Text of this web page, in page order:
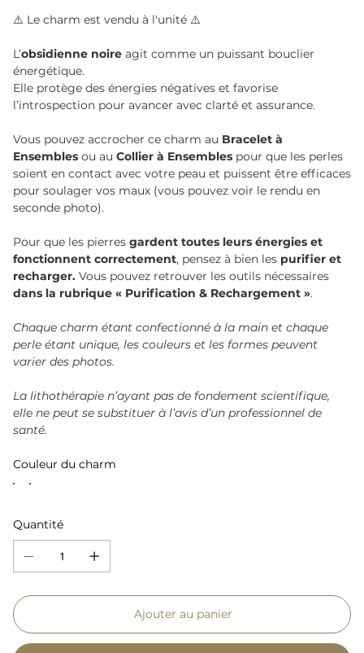
⚠️ Le charm est vendu à l'unité ⚠️
L’obsidienne noire agit comme un puissant bouclier
énergétique.
Elle protège des énergies négatives et favorise
l’introspection pour avancer avec clarté et assurance.
Vous pouvez accrocher ce charm au Bracelet à
Ensembles ou au Collier à Ensembles pour que les perles
soient en contact avec votre peau et puissent être efficaces
pour soulager vos maux (vous pouvez voir le rendu en
seconde photo).
Pour que les pierres gardent toutes leurs énergies et
fonctionnent correctement, pensez à bien les purifier et
recharger. Vous pouvez retrouver les outils nécessaires
dans la rubrique « Purification & Rechargement ».
Chaque charm étant confectionné à la main et chaque
perle étant unique, les couleurs et les formes peuvent
varier des photos.
La lithothérapie n’ayant pas de fondement scientifique,
elle ne peut se substituer à l’avis d’un professionnel de
santé.
Couleur du charm
Quantité
Ajouter au panier